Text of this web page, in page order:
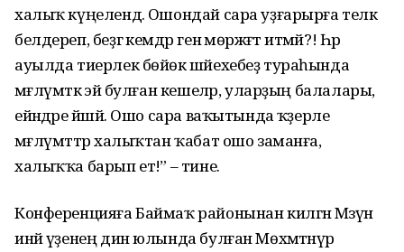
халыҡ күңе­лендә. Ошондай сара уҙғарырға теләк
белдереп, беҙгә кемдәр генә мөрәжәғәт итмәй?! Һәр
ауылда тиерлек бөйөк шәйе­хебеҙ тураһында
мәғлүмәткә эйә булған кешеләр, уларҙың балалары,
ейәндәре йәшәй. Ошо сара ваҡытында ҡәҙерле
мәғлүмәттәр халыҡтан ҡабат ошо заманға,
халыҡҡа барып етә!” – тине.
Конференцияға Баймаҡ районынан килгән Мәзүнә
инәй үҙенең дин юлында булған Мөхәмәтәнүәр